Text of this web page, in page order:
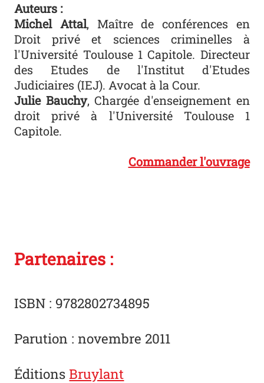
Auteurs :
Michel Attal, Maître de conférences en
Droit privé et sciences criminelles à
l'Université Toulouse 1 Capitole. Directeur
des Etudes de l'Institut d'Etudes
Judiciaires (IEJ). Avocat à la Cour.
Julie Bauchy, Chargée d'enseignement en
droit privé à l'Université Toulouse 1
Capitole.
Commander l'ouvrage
Partenaires :
ISBN : 9782802734895
Parution : novembre 2011
ÉditionsBruylant